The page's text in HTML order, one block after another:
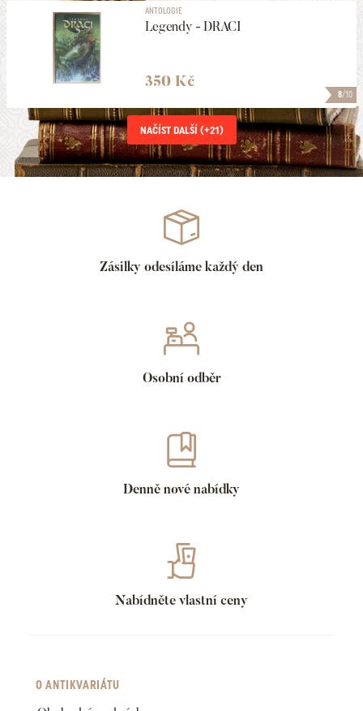
8/10
ANTOLOGIE
Legendy - DRACI
350 Kč
NAČÍST DALŠÍ (+21)
Zásilky odesíláme každý den
Osobní odběr
Denně nové nabídky
Nabídněte vlastní ceny
O ANTIKVARIÁTU